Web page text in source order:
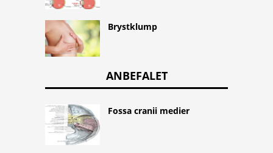
Brystklump
ANBEFALET
Fossa cranii medier